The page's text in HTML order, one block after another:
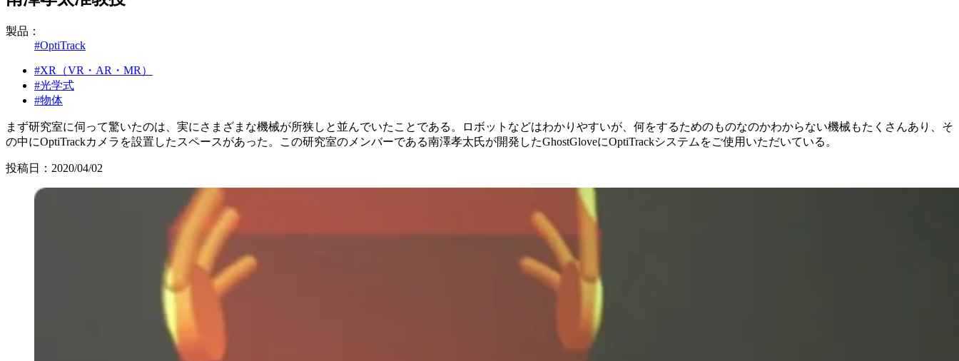
製品：
#OptiTrack
#XR（VR・AR・MR）
#光学式
#物体
まず研究室に伺って驚いたのは、実にさまざまな機械が所狭しと並んでいたことである。ロボットなどはわかりやすいが、何をするためのものなのかわからない機械もたくさんあり、そ
の中にOptiTrackカメラを設置したスペースがあった。この研究室のメンバーである南澤孝太氏が開発したGhostGloveにOptiTrackシステムをご使用いただいている。
投稿日：2020/04/02